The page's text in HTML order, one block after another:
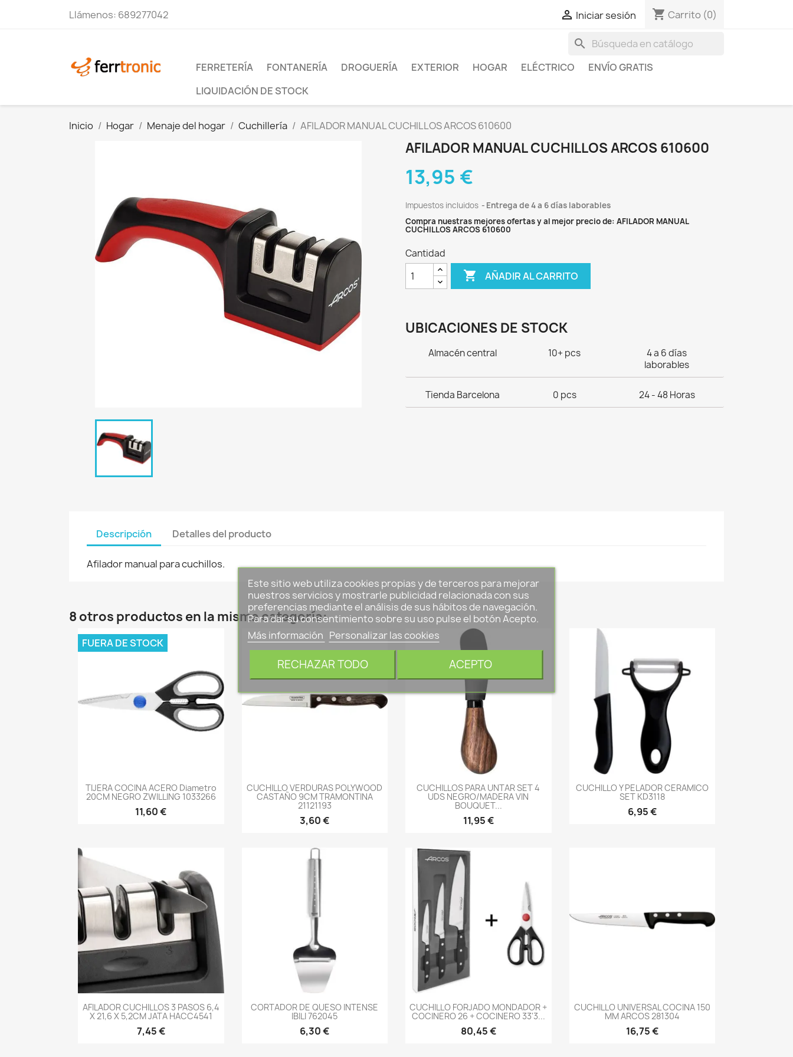
Llámenos: 689277042  Iniciar sesión shopping_cart Carrito (0)
search
FERRETERÍA FONTANERÍA DROGUERÍA EXTERIOR HOGAR ELÉCTRICO
ENVÍO GRATIS
LIQUIDACIÓN DE STOCK
Inicio Hogar Menaje del hogar Cuchillería AFILADOR MANUAL CUCHILLOS ARCOS 610600
AFILADOR MANUAL CUCHILLOS ARCOS 610600
13,95 €
Impuestos incluidos
Entrega de 4 a 6 días laborables
Compra nuestras mejores ofertas y al mejor precio de: AFILADOR MANUAL
CUCHILLOS ARCOS 610600
Cantidad
 AÑADIR AL CARRITO
UBICACIONES DE STOCK
Almacén central 10+ pcs
4 a 6 días
laborables
Tienda Barcelona 0 pcs 24 - 48 Horas
Descripción Detalles del producto
Afilador manual para cuchillos.
8 otros productos en la misma categoría:
-->
TIJERA COCINA ACERO Diametro
20CM NEGRO ZWILLING 1033266
11,60 €
FUERA DE STOCK
-->
CUCHILLO VERDURAS POLYWOOD
CASTAÑO 9CM TRAMONTINA
21121193
3,60 €
-->
CUCHILLOS PARA UNTAR SET 4
UDS NEGRO/MADERA VIN
BOUQUET...
11,95 €
-->
CUCHILLO Y PELADOR CERAMICO
SET KD3118
6,95 €
-->
AFILADOR CUCHILLOS 3 PASOS 6,4
X 21,6 X 5,2CM JATA HACC4541
7,45 €
-->
CORTADOR DE QUESO INTENSE
IBILI 762045
6,30 €
-->
CUCHILLO FORJADO MONDADOR +
COCINERO 26 + COCINERO 33'3...
80,45 €
-->
CUCHILLO UNIVERSAL COCINA 150
MM ARCOS 281304
16,75 €
Este sitio web utiliza cookies propias y de terceros para mejorar
nuestros servicios y mostrarle publicidad relacionada con sus
preferencias mediante el análisis de sus hábitos de navegación.
Para dar su consentimiento sobre su uso pulse el botón Acepto.
Más información Personalizar las cookies
RECHAZAR TODO ACEPTO